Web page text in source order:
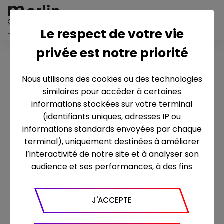
MENTIONS LÉGALES
Ce site web est édité par la société
MERLIN PRODUCTIONS, société par
actions simplifiée au capital de 37 000
euros, dont le siège social est situé 46,
avenue de Breteuil - 75007 Paris ,
immatriculée au registre du Commerce
et des sociétés de Paris sous le numéro
451 099 402.
Coordonnées téléphoniques : 01 80 48
04 40
Le respect de votre vie
privée est notre priorité
Nous utilisons des cookies ou des technologies
similaires pour accéder à certaines
informations stockées sur votre terminal
(identifiants uniques, adresses IP ou
informations standards envoyées par chaque
terminal), uniquement destinées à améliorer
l’interactivité de notre site et à analyser son
audience et ses performances, à des fins
Google Analytics pour générer des rapports
sur le trafic (nombre de visites, temps passé
sur le site, nombre de pages vues en moyenne,
J'ACCEPTE